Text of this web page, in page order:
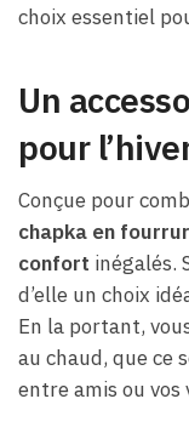
choix essentiel
Un
pour
Conçue pour
chapka en
confort inégalés.
d’elle un choix
En la portant,
au chaud, que ce
entre amis ou vos